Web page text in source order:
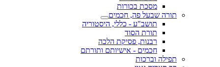
מסכת בכורות
תורה שבעל פה, חכמים
תושב"ע - כללי, היסטוריה
תורת הסוד
רבנות, פסיקת הלכה
חכמים - אישיותם ותורתם
תפילה וברכות